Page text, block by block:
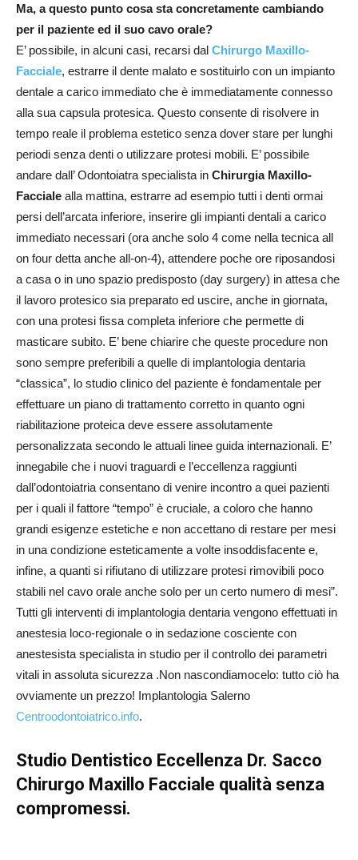
Ma, a questo punto cosa sta concretamente cambiando
per il paziente ed il suo cavo orale?
E’ possibile, in alcuni casi, recarsi dal Chirurgo Maxillo-
Facciale, estrarre il dente malato e sostituirlo con un impianto
dentale a carico immediato che è immediatamente connesso
alla sua capsula protesica. Questo consente di risolvere in
tempo reale il problema estetico senza dover stare per lunghi
periodi senza denti o utilizzare protesi mobili. E’ possibile
andare dall’ Odontoiatra specialista in Chirurgia Maxillo-
Facciale alla mattina, estrarre ad esempio tutti i denti ormai
persi dell’arcata inferiore, inserire gli impianti dentali a carico
immediato necessari (ora anche solo 4 come nella tecnica all
on four detta anche all-on-4), attendere poche ore riposandosi
a casa o in uno spazio predisposto (day surgery) in attesa che
il lavoro protesico sia preparato ed uscire, anche in giornata,
con una protesi fissa completa inferiore che permette di
masticare subito. E’ bene chiarire che queste procedure non
sono sempre preferibili a quelle di implantologia dentaria
“classica”, lo studio clinico del paziente è fondamentale per
effettuare un piano di trattamento corretto in quanto ogni
riabilitazione proteica deve essere assolutamente
personalizzata secondo le attuali linee guida internazionali. E’
innegabile che i nuovi traguardi e l’eccellenza raggiunti
dall’odontoiatria consentano di venire incontro a quei pazienti
per i quali il fattore “tempo” è cruciale, a coloro che hanno
grandi esigenze estetiche e non accettano di restare per mesi
in una condizione esteticamente a volte insoddisfacente e,
infine, a quanti si rifiutano di utilizzare protesi rimovibili poco
stabili nel cavo orale anche solo per un certo numero di mesi”.
Tutti gli interventi di implantologia dentaria vengono effettuati in
anestesia loco-regionale o in sedazione cosciente con
anestesista specialista in studio per il controllo dei parametri
vitali in assoluta sicurezza .Non nascondiamocelo: tutto ciò ha
ovviamente un prezzo! Implantologia Salerno
Centroodontoiatrico.info.
Studio Dentistico Eccellenza Dr. Sacco
Chirurgo Maxillo Facciale qualità senza
compromessi.